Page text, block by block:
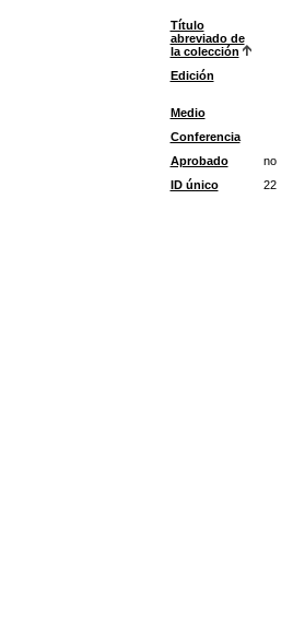
Título
abreviado de
la colección
Edición
Medio
Conferencia
Aprobado
no
ID único
22